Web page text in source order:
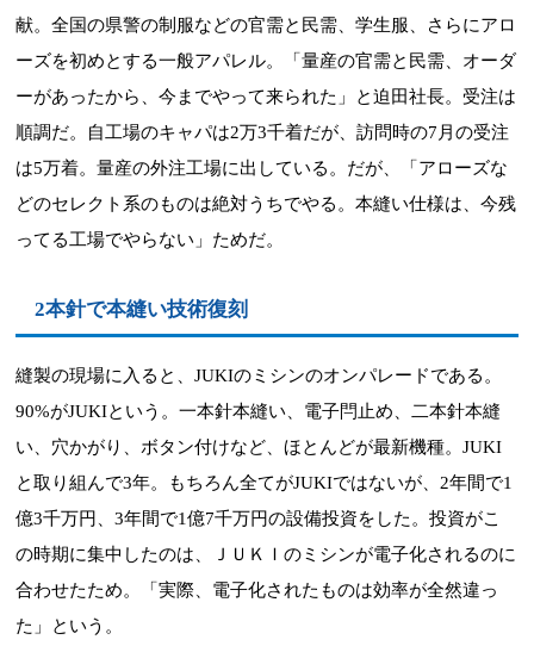
献。全国の県警の制服などの官需と民需、学生服、さらにアロ
ーズを初めとする一般アパレル。「量産の官需と民需、オーダ
ーがあったから、今までやって来られた」と迫田社長。受注は
順調だ。自工場のキャパは2万3千着だが、訪問時の7月の受注
は5万着。量産の外注工場に出している。だが、「アローズな
どのセレクト系のものは絶対うちでやる。本縫い仕様は、今残
ってる工場でやらない」ためだ。
2本針で本縫い技術復刻
縫製の現場に入ると、JUKIのミシンのオンパレードである。
90%がJUKIという。一本針本縫い、電子閂止め、二本針本縫
い、穴かがり、ボタン付けなど、ほとんどが最新機種。JUKI
と取り組んで3年。もちろん全てがJUKIではないが、2年間で1
億3千万円、3年間で1億7千万円の設備投資をした。投資がこ
の時期に集中したのは、ＪＵＫＩのミシンが電子化されるのに
合わせたため。「実際、電子化されたものは効率が全然違っ
た」という。